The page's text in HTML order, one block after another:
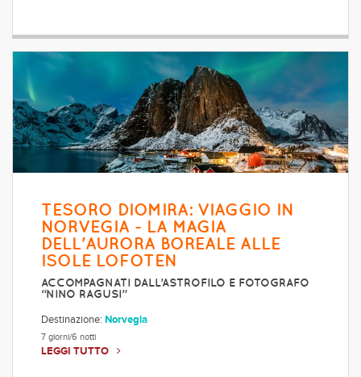
TESORO DIOMIRA: VIAGGIO IN
NORVEGIA - LA MAGIA
DELL'AURORA BOREALE ALLE
ISOLE LOFOTEN
ACCOMPAGNATI DALL’ASTROFILO E FOTOGRAFO
“NINO RAGUSI”
Destinazione: Norvegia
7 giorni/6 notti
LEGGI TUTTO